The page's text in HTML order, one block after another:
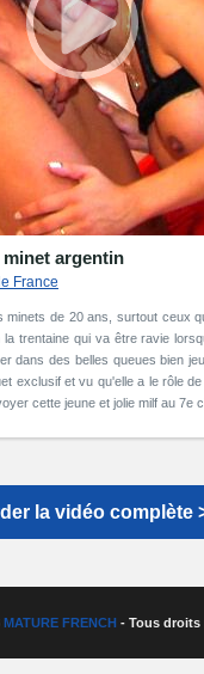
argentin
France
minets de 20 ans, surtout ceux
trentaine qui va être ravie
dans des belles queues bien
exclusif et vu qu'elle a le rôle
cette jeune et jolie milf au 7e
la vidéo complète
MATURE FRENCH - Tous droits